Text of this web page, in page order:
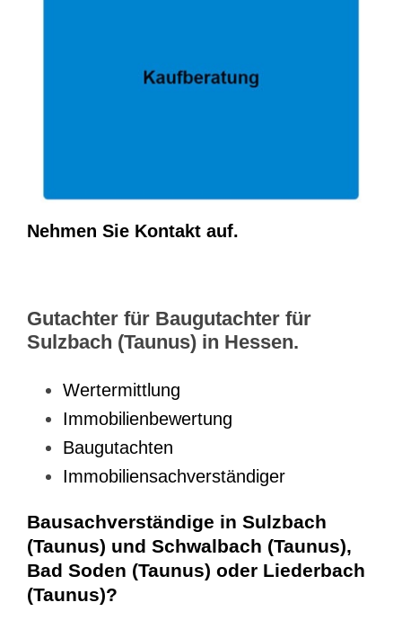
Nehmen Sie Kontakt auf.
Gutachter für Baugutachter für
Sulzbach (Taunus) in Hessen.
Wertermittlung
Immobilienbewertung
Baugutachten
Immobiliensachverständiger
Bausachverständige in Sulzbach
(Taunus) und Schwalbach (Taunus),
Bad Soden (Taunus) oder Liederbach
(Taunus)?